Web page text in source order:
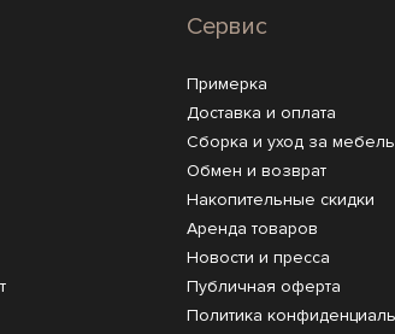
Сервис
Примерка
Доставка и оплата
Сборка и уход за
Обмен и возврат
Накопительные скидки
Аренда товаров
Новости и пресса
Публичная оферта
Политика